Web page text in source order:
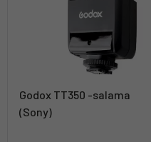
Godox TT350 -salama
(Sony)